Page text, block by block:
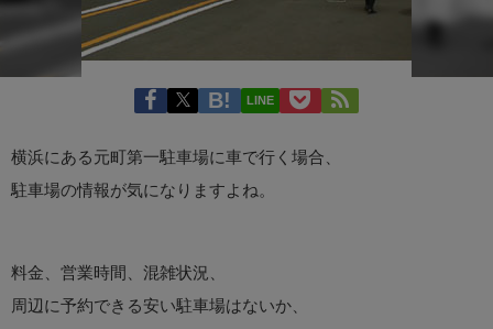
LINE
横浜にある元町第一駐車場に車で行く場合、
駐車場の情報が気になりますよね。
料金、営業時間、混雑状況、
周辺に予約できる安い駐車場はないか、